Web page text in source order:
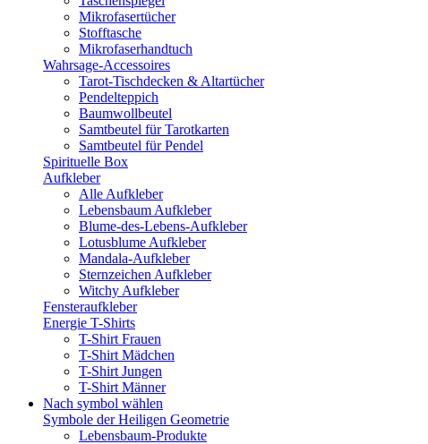
Mikrofasertücher
Stofftasche
Mikrofaserhandtuch
Wahrsage-Accessoires
Tarot-Tischdecken & Altartücher
Pendelteppich
Baumwollbeutel
Samtbeutel für Tarotkarten
Samtbeutel für Pendel
Spirituelle Box
Aufkleber
Alle Aufkleber
Lebensbaum Aufkleber
Blume-des-Lebens-Aufkleber
Lotusblume Aufkleber
Mandala-Aufkleber
Sternzeichen Aufkleber
Witchy Aufkleber
Fensteraufkleber
Energie T-Shirts
T-Shirt Frauen
T-Shirt Mädchen
T-Shirt Jungen
T-Shirt Männer
Nach symbol wählen
Symbole der Heiligen Geometrie
Lebensbaum-Produkte